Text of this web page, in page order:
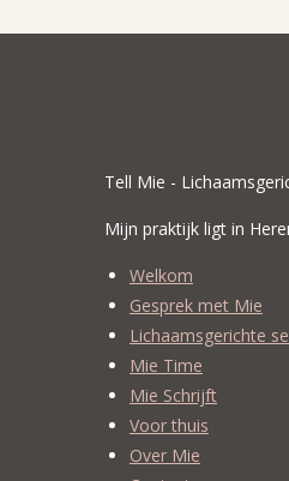
Tell Mie -
Mijn praktijk ligt in
Welkom
Gesprek met Mie
Lichaamsgerichte
Mie Time
Mie Schrijft
Voor thuis
Over Mie